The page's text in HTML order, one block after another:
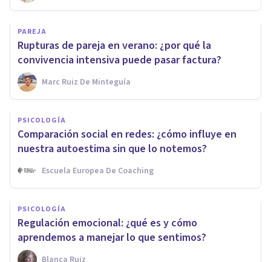
PAREJA
Rupturas de pareja en verano: ¿por qué la
convivencia intensiva puede pasar factura?
Marc Ruiz De Minteguía
PSICOLOGÍA
Comparación social en redes: ¿cómo influye en
nuestra autoestima sin que lo notemos?
Escuela Europea De Coaching
PSICOLOGÍA
Regulación emocional: ¿qué es y cómo
aprendemos a manejar lo que sentimos?
Blanca Ruiz